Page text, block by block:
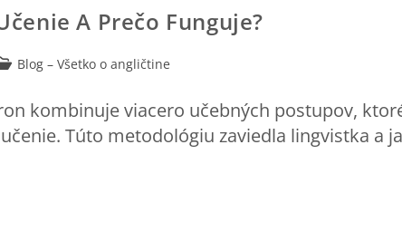
A Prečo Funguje?
Blog – Všetko o angličtine
kombinuje viacero učebných postupov,
Túto metodológiu zaviedla lingvistka a